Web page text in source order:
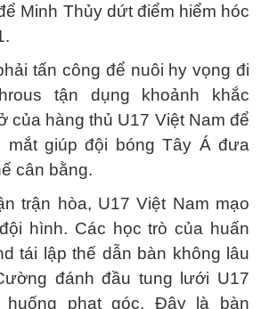
Minh Thủy dứt điểm hiểm hóc
tấn công để nuôi hy vọng đi
tận dụng khoảnh khắc
của hàng thủ U17 Việt Nam để
mắt giúp đội bóng Tây Á đưa
cân bằng.
trận hòa, U17 Việt Nam mạo
hình. Các học trò của huấn
tái lập thế dẫn bàn không lâu
đánh đầu tung lưới U17
huống phạt góc. Đây là bàn